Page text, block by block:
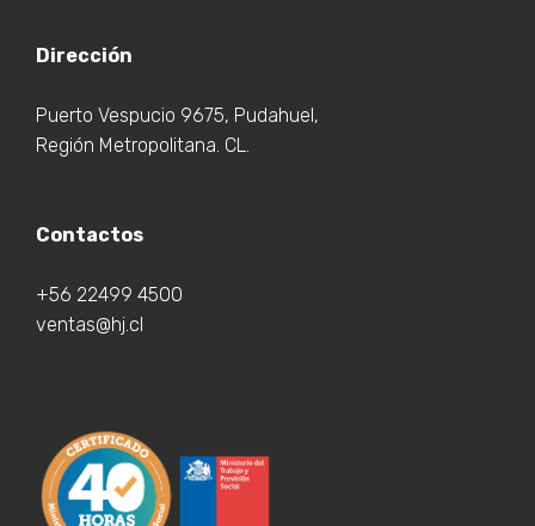
Dirección
Puerto Vespucio 9675, Pudahuel,
Región Metropolitana. CL.
Contactos
+56 22499 4500
ventas@hj.cl